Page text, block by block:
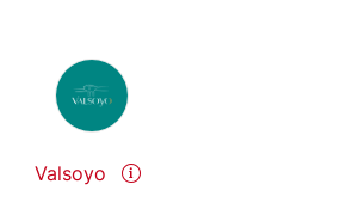
Valsoyo